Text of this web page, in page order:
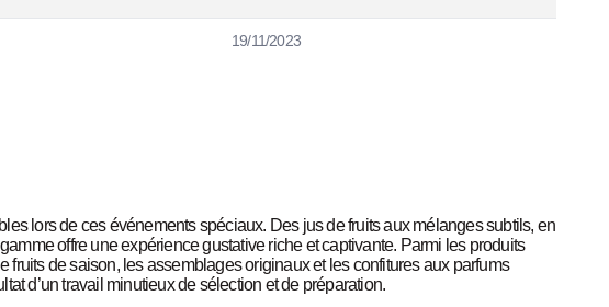
19/11/2023
lors de ces événements spéciaux. Des jus de fruits aux mélanges subtils, en
offre une expérience gustative riche et captivante. Parmi les produits
fruits de saison, les assemblages originaux et les confitures aux parfums
d’un travail minutieux de sélection et de préparation.